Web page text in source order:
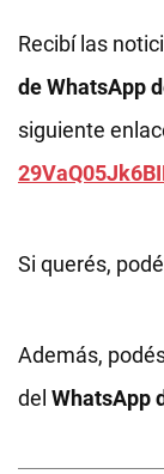
Recibí las
de WhatsApp
siguiente
Si querés,
Además,
del WhatsApp